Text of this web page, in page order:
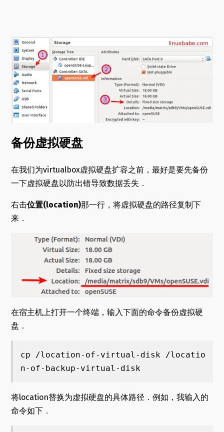
备份虚拟硬盘
在我们为virtualbox虚拟硬盘扩容之前，最好是要先备份
一下虚拟硬盘以防出错导致数据丢失．
右击位置(location)那一行，将虚拟硬盘的路径复制下
来．
在宿主机上打开一个终端，输入下面的命令备份虚拟硬
盘．
cp /location-of-virtual-disk /locatio
n-of-backup-virtual-disk
将location替换为虚拟硬盘的具体路径．例如，我输入的
命令如下．